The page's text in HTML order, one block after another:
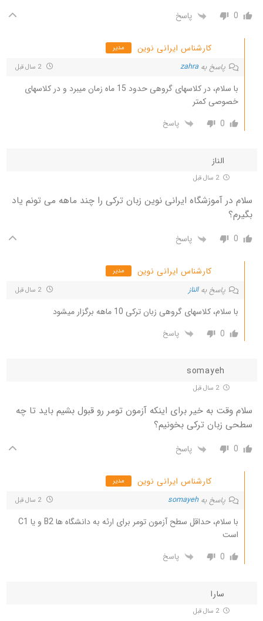
0 پاسخ
کارشناس ایرانی نوین مدیر
پاسخ به zahra 2 سال قبل
با سلام، در کلاسهای گروهی حدود 15 ماه زمان میبرد و در کلاسهای
خصوصی کمتر
0
پاسخ
الناز
2 سال قبل
سلام در آموزشگاه ایرانی نوین زبان ترکی را چند ماهه می تونم یاد
بگیرم؟
0 پاسخ
کارشناس ایرانی نوین مدیر
پاسخ بهالناز 2 سال قبل
با سلام، کلاسهای گروهی زبان ترکی 10 ماهه برگزار میشود
0
پاسخ
somayeh
2 سال قبل
سلام وقت به خیر برای اینکه آزمون تومر رو قبول بشیم باید تا چه
سطحی زبان ترکی بخونیم؟
0 پاسخ
کارشناس ایرانی نوین مدیر
پاسخ بهsomayeh 2 سال قبل
با سلام، حداقل سطح آزمون تومر برای ارئه به دانشگاه ها B2 و یا C1
است
0
پاسخ
سارا
2 سال قبل